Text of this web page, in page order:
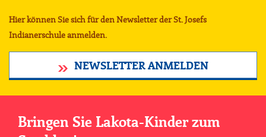
Hier können Sie sich für den Newsletter der St. Josefs
Indianerschule anmelden.
NEWSLETTER ANMELDEN
Bringen Sie Lakota-Kinder zum